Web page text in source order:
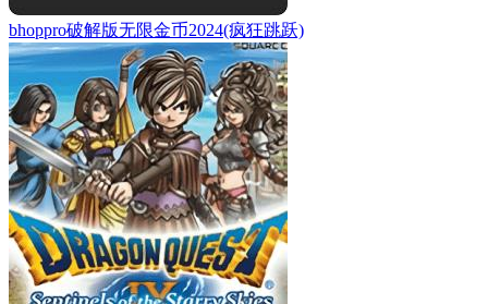
bhoppro破解版无限金币2024(疯狂跳跃)